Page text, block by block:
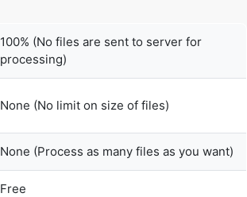
100% (No files are sent to server for
processing)
None (No limit on size of files)
None (Process as many files as you want)
Free